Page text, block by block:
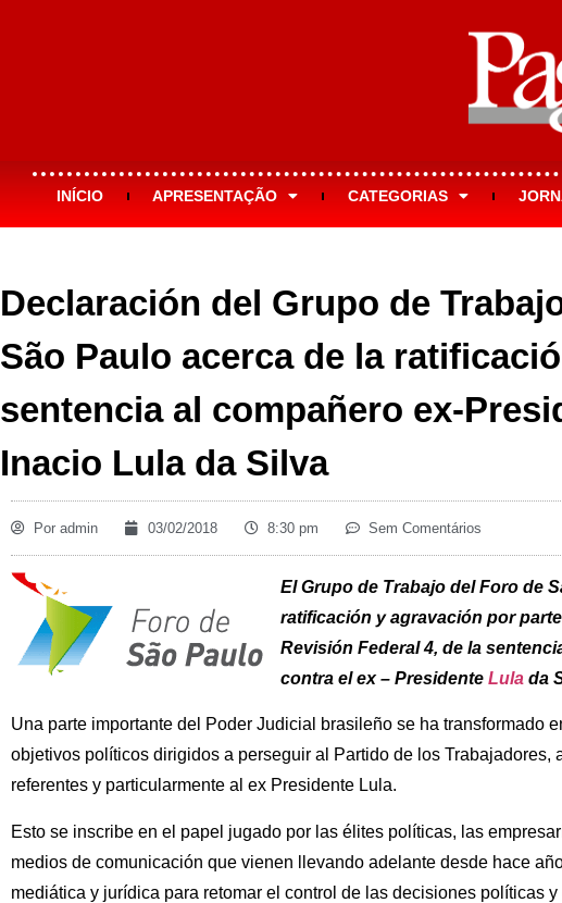
INÍCIO APRESENTAÇÃO CATEGORIAS
Declaración del Grupo de
São Paulo acerca de la
sentencia al compañero ex-
Inacio Lula da Silva
Por admin 03/02/2018 8:30 pm Sem Comentários
El Grupo de Trabajo del Foro de
ratificación y agravación por
Revisión Federal 4, de la
contra el ex – Presidente Lula da
Una parte importante del Poder Judicial brasileño se ha transformado
objetivos políticos dirigidos a perseguir al Partido de los Trabajadores,
referentes y particularmente al ex Presidente Lula.
Esto se inscribe en el papel jugado por las élites políticas, las
medios de comunicación que vienen llevando adelante desde hace
mediática y jurídica para retomar el control de las decisiones políticas